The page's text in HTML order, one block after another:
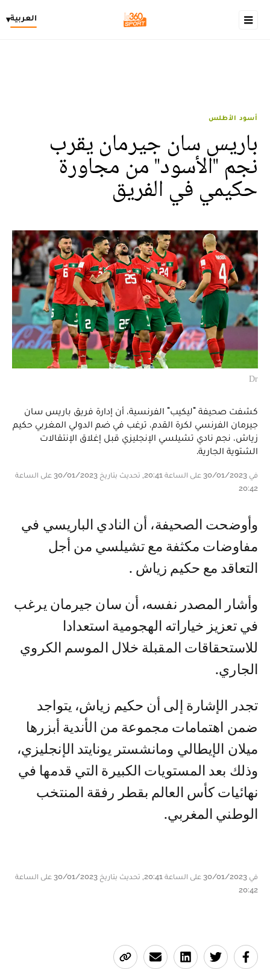
العربية▾
أسود الأطلس
باريس سان جيرمان يقرب
نجم "الأسود" من مجاورة
حكيمي في الفريق
Dr
كشفت صحيفة "ليكيب" الفرنسية، أن إدارة فريق باريس سان
جيرمان الفرنسي لكرة القدم، ترغب في ضم الدولي المغربي حكيم
زياش، نجم نادي تشيلسي الإنجليزي قبل إغلاق الإنتقالات
الشتوية الجارية.
في 30/01/2023 على الساعة 20:41, تحديث بتاريخ 30/01/2023 على الساعة
20:42
وأوضحت الصحيفة، أن النادي الباريسي في
مفاوضات مكثفة مع تشيلسي من أجل
التعاقد مع حكيم زياش .
وأشار المصدر نفسه، أن سان جيرمان يرغب
في تعزيز خياراته الهجومية استعدادا
للاستحقاقات المقبلة خلال الموسم الكروي
الجاري.
تجدر الإشارة إلى أن حكيم زياش، يتواجد
ضمن اهتمامات مجموعة من الأندية أبزرها
ميلان الإيطالي ومانشستر يونايتد الإنجليزي،
وذلك بعد المستويات الكبيرة التي قدمها في
نهائيات كأس العالم بقطر رفقة المنتخب
الوطني المغربي.
في 30/01/2023 على الساعة 20:41, تحديث بتاريخ 30/01/2023 على الساعة
20:42